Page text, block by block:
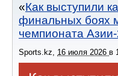
Как выступили
финальных боях
чемпионата
Sports.kz, 16 июля 2026 в